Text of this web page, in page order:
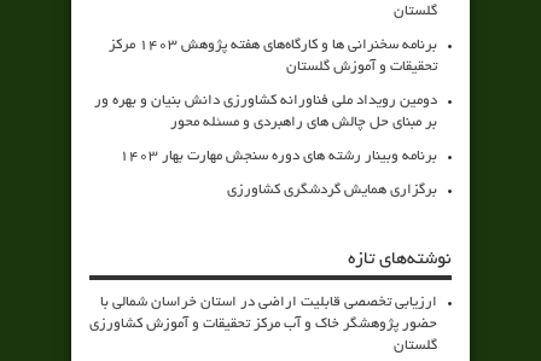
گلستان
برنامه سخنرانی ها و کارگاه‌های هفته پژوهش 1403 مرکز
تحقیقات و آموزش گلستان
دومین رویداد ملی فناورانه کشاورزی دانش بنیان و بهره ور
بر مبنای حل چالش های راهبردی و مسئله محور
برنامه وبینار رشته های دوره سنجش مهارت بهار 1403
برگزاری همایش گردشگری کشاورزی
نوشته‌های تازه
ارزیابی تخصصی قابلیت اراضی در استان خراسان شمالی با
حضور پژوهشگر خاک و آب مرکز تحقیقات و آموزش کشاورزی
گلستان